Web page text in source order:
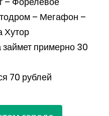
– Мегафон –
Хутор
займет примерно 30
70 рублей